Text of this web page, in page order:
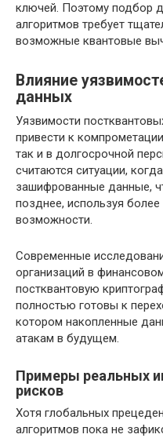
ключей. Поэтому подбор
алгоритмов требует
возможные квантовые
Влияние
данных
Уязвимости
привести к
так и в долгосрочной
считаются ситуации,
зашифрованные данные,
позднее, используя
возможности.
Современные
организаций в
постквантовую
полностью готовы к
котором накопленные
атакам в будущем.
Примеры реальных
рисков
Хотя глобальных
алгоритмов пока не